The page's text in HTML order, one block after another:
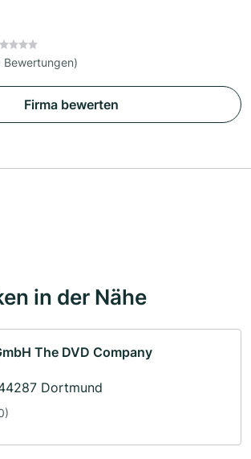
Bewertungen)
Firma bewerten
in der Nähe
The DVD Company
Dortmund